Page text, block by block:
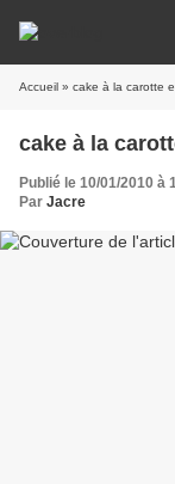
Accueil » cake à la carotte
cake à la
Publié le 10/01/2010 à
Par Jacre